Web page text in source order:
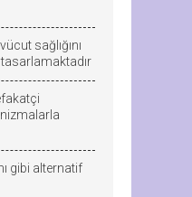
sağlığını
gibi alternatif